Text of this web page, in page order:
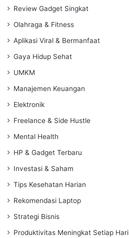
Review Gadget Singkat
Olahraga & Fitness
Aplikasi Viral & Bermanfaat
Gaya Hidup Sehat
UMKM
Manajemen Keuangan
Elektronik
Freelance & Side Hustle
Mental Health
HP & Gadget Terbaru
Investasi & Saham
Tips Kesehatan Harian
Rekomendasi Laptop
Strategi Bisnis
Produktivitas Meningkat Setiap Hari